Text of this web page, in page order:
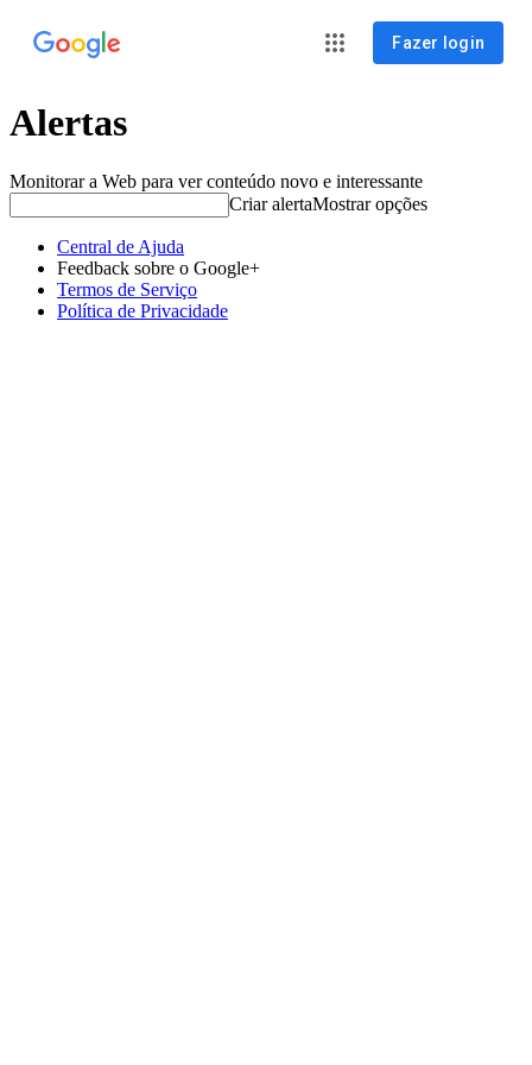
Fazer login
Alertas
Monitorar a Web para ver conteúdo novo e interessante
Criar alertaMostrar opções
Central de Ajuda
Feedback sobre o Google+
Termos de Serviço
Política de Privacidade